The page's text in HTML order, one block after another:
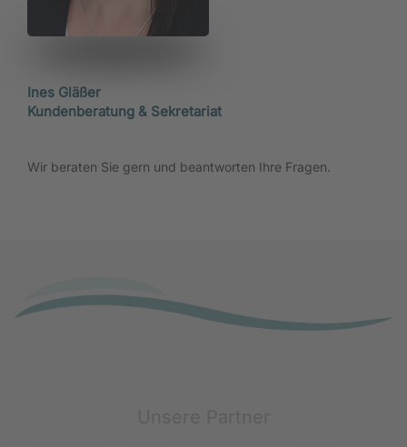
Ines Gläßer
Kundenberatung & Sekretariat
Wir beraten Sie gern und beantworten Ihre Fragen.